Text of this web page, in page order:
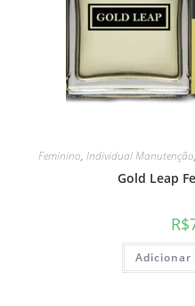
Feminino, Individual Manutenção,
Gold Leap
R$